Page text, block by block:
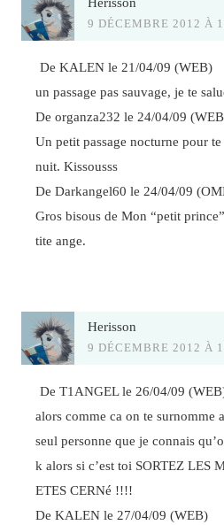
9 DÉCEMBRE 2012 À
De KALEN le 21/04/09 (WEB)
un passage pas sauvage, je te
De organza232 le 24/04/09
Un petit passage nocturne pour
nuit. Kissousss
De Darkangel60 le 24/04/09
Gros bisous de Mon “petit
tite ange.
Herisson
9 DÉCEMBRE 2012 À
De T1ANGEL le 26/04/09
alors comme ca on te surnomme
seul personne que je connais
k alors si c’est toi SORTEZ LES
ETES CERNé !!!!
De KALEN le 27/04/09 (WEB)